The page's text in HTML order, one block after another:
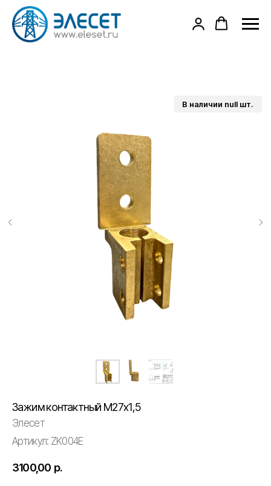
Зажим контактный М27х1,5
Элесет
Артикул: ZK004E
3100,00 р.